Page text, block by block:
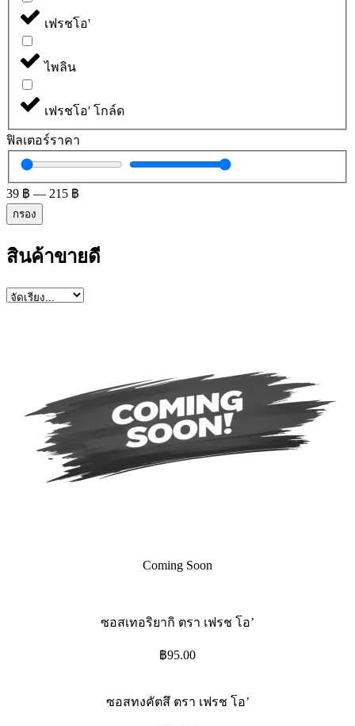
เฟรชโอ'
ไพลิน
เฟรชโอ' โกล์ด
ฟิลเตอร์ราคา
39 ฿ — 215 ฿
กรอง
สินค้าขายดี
Coming Soon
ซอสเทอริยากิ ตรา เฟรช โอ’
฿95.00
ซอสทงคัตสึ ตรา เฟรช โอ’